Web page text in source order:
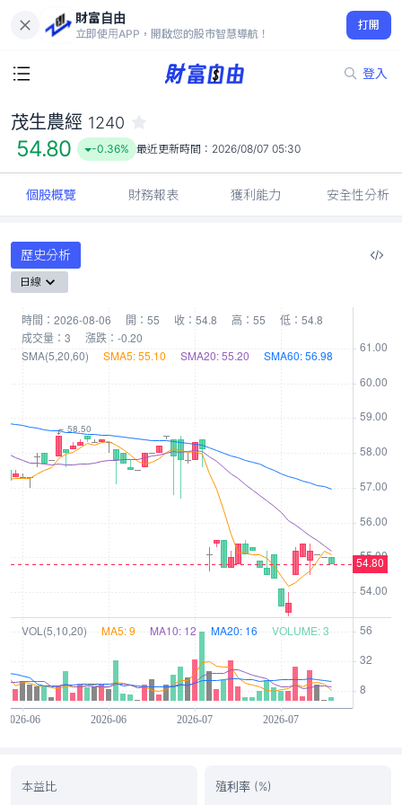
財富自由
立即使用APP，開啟您的股市智慧導航！
打開
登入
54.80
-0.36%
茂生農經 1240
54.80 -0.36% 最近更新時間： 2026/08/07 05:30
個股概覽 財務報表 獲利能力 安全性分析
歷史分析
日線
本益比 殖利率 (%)